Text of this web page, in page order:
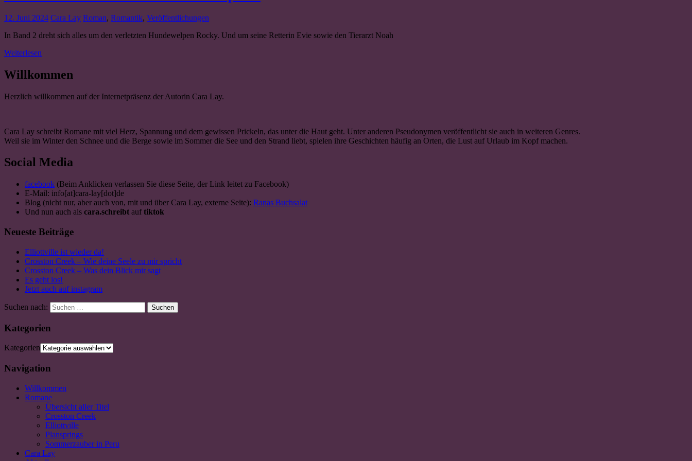
12. Juni 2024 Cara Lay Roman, Romantik, Veröffentlichungen
In Band 2 dreht sich alles um den verletzten Hundewelpen Rocky. Und um seine Retterin Evie sowie den Tierarzt Noah
Weiterlesen
Willkommen
Herzlich willkommen auf der Internetpräsenz der Autorin Cara Lay.
Cara Lay schreibt Romane mit viel Herz, Spannung und dem gewissen Prickeln, das unter die Haut geht. Unter anderen Pseudonymen veröffentlicht sie auch in weiteren Genres.
Weil sie im Winter den Schnee und die Berge sowie im Sommer die See und den Strand liebt, spielen ihre Geschichten häufig an Orten, die Lust auf Urlaub im Kopf machen.
Social Media
facebook (Beim Anklicken verlassen Sie diese Seite, der Link leitet zu Facebook)
E-Mail: info[at]cara-lay[dot]de
Blog (nicht nur, aber auch von, mit und über Cara Lay, externe Seite): Ranas Buchsalat
Und nun auch als cara.schreibt auf tiktok
Neueste Beiträge
Elliottville ist wieder da!
Crosston Creek – Wie deine Seele zu mir spricht
Crosston Creek – Was dein Blick mir sagt
Es geht los!
Jetzt auch auf instagram
Suchen nach: Suchen
Kategorien
Kategorien
Navigation
Willkommen
Romane
Übersicht aller Titel
Crosston Creek
Elliottville
Plansprings
Sommerzauber in Peru
Cara Lay